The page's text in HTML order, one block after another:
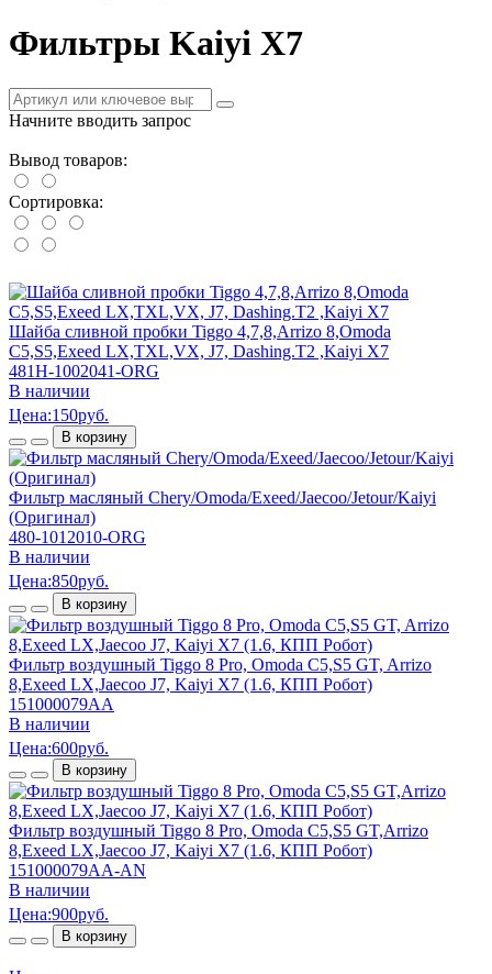
Фильтры Kaiyi X7
Начните вводить запрос
Вывод товаров:
Сортировка:
Шайба сливной пробки Tiggo 4,7,8,Arrizo 8,Omoda
C5,S5,Exeed LX,TXL,VX, J7, Dashing.T2 ,Kaiyi X7
481H-1002041-ORG
В наличии
Цена:150руб.
В корзину
Фильтр масляный Chery/Omoda/Exeed/Jaecoo/Jetour/Kaiyi
(Оригинал)
480-1012010-ORG
В наличии
Цена:850руб.
В корзину
Фильтр воздушный Tiggo 8 Pro, Omoda C5,S5 GT, Arrizo
8,Exeed LX,Jaecoo J7, Kaiyi X7 (1.6, КПП Робот)
151000079AA
В наличии
Цена:600руб.
В корзину
Фильтр воздушный Tiggo 8 Pro, Omoda C5,S5 GT,Arrizo
8,Exeed LX,Jaecoo J7, Kaiyi X7 (1.6, КПП Робот)
151000079AA-AN
В наличии
Цена:900руб.
В корзину